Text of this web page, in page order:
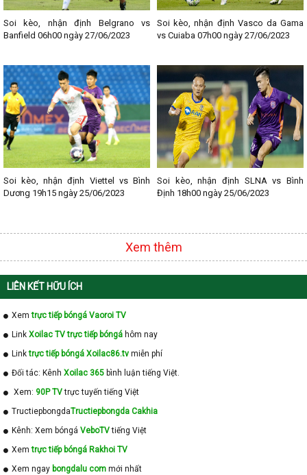
- Lịch thi đấu Ngoại hạng Anh
- Lịch thi đấu La Liga
- Lịch thi đấu Bundesliga
- Lịch thi đấu V - League
- Lịch thi đấu Cup C1
Soi kèo, nhận định Belgrano vs
Banfield 06h00 ngày 27/06/2023
Soi kèo, nhận định Vasco da Gama
vs Cuiaba 07h00 ngày 27/06/2023
Soi kèo, nhận định Viettel vs Bình
Dương 19h15 ngày 25/06/2023
Soi kèo, nhận định SLNA vs Bình
Định 18h00 ngày 25/06/2023
Xem thêm
LIÊN KẾT HỮU ÍCH
Xemtrực tiếp bóngá Vaoroi TV
Link Xoilac TV trực tiếp bóngá hôm nay
Linktrực tiếp bóngá Xoilac86.tv miễn phí
Đối tác: Kênh Xoilac 365 bình luận tiếng Việt.
Xem: 90P TVtrực tuyến tiếng Việt
TructiepbongdaTructiepbongda Cakhia
Kênh: Xem bóngá VeboTVtiếng Việt
Xemtrực tiếp bóngá Rakhoi TV
Xem ngay bongdalu com mới nhất